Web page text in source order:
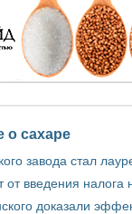
о сахаре
завода стал
от введения
доказали